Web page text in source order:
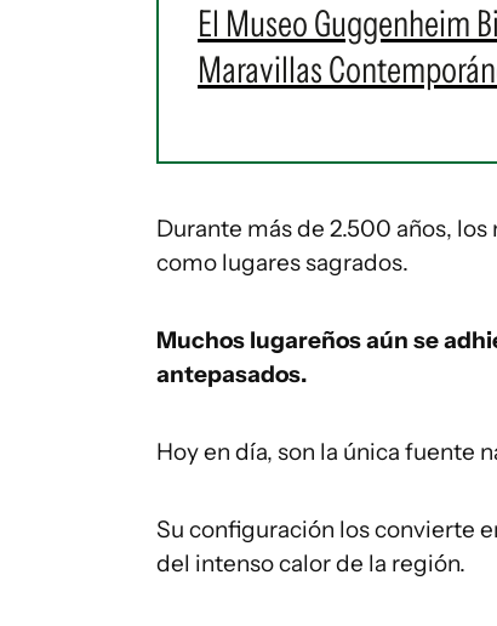
El Museo Guggenheim
Maravillas
Durante más de 2.500 años,
como lugares sagrados.
Muchos lugareños aún se
antepasados.
Hoy en día, son la única fuente
Su configuración los convierte
del intenso calor de la región.